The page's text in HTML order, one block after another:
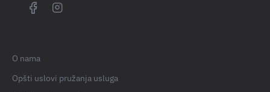
O nama
Opšti uslovi pružanja usluga